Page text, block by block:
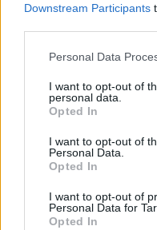
Downstream Participants
Personal Data
I want to opt-out of
personal data.
Opted In
I want to opt-out of
Personal Data.
Opted In
I want to opt-out of
Personal Data for
Opted In
Συνδεθείτε για να
SUPER LEAGUE
Λεβαδειακός:
ΠΟΔΟΣΦΑΙΡΟ